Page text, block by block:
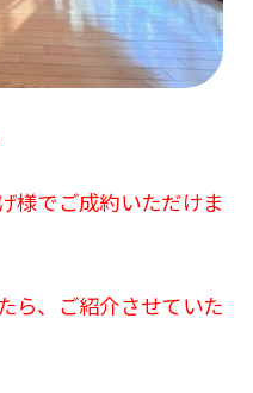
様でご成約いただけま
ら、ご紹介させていた